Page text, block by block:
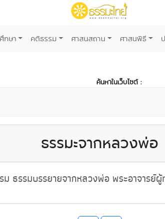
กษา คติธรรม ศาสนสถาน ศาสนพิธี
ค้นหาในเว็บไซต์ :
ธรรมะจากหลวงพ่อ
ม ธรรมบรรยายจากหลวงพ่อ พระอาจาร